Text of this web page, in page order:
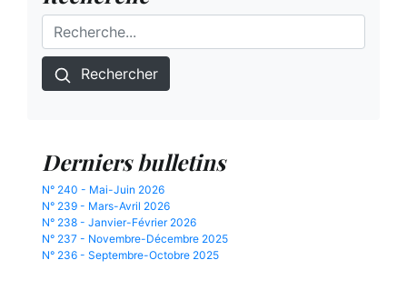
Rechercher
Derniers bulletins
N° 240 - Mai-Juin 2026
N° 239 - Mars-Avril 2026
N° 238 - Janvier-Février 2026
N° 237 - Novembre-Décembre 2025
N° 236 - Septembre-Octobre 2025